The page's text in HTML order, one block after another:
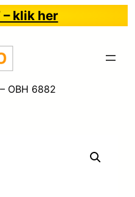
– klik her
– OBH 6882